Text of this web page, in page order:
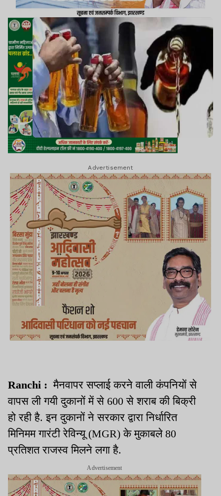
Advertisement
Ranchi : मैनवापर सप्लाई करने वाली कंपनियों से
वापस ली गयी दुकानों में से 600 से शराब की बिक्री
हो रही है. इन दुकानों ने सरकार द्वारा निर्धारित
मिनिमम गारंटी रेविन्यू (MGR) के मुकाबले 80
प्रतिशत राजस्व मिलने लगा है.
Advertisement